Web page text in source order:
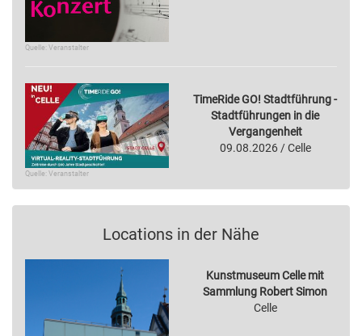
Quelle: Veranstalter
Quelle: Veranstalter
TimeRide GO! Stadtführung -
Stadtführungen in die
Vergangenheit
09.08.2026 / Celle
Locations in der Nähe
Kunstmuseum Celle mit
Sammlung Robert Simon
Celle